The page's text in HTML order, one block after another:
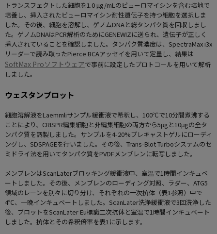
トランスフェクトした細胞を1.0 µg/mLのピューロマイシンを含む培地で
培養し、挿入されたピューロマイシン耐性遺伝子を持つ細胞を選択しま
した。その後、細胞を溶解し、ゲノムDNAと総タンパク質を回収しまし
た。ゲノムDNAはPCR解析のためにGENEWIZに送られ、遺伝子が正しく
挿入されていることを確認しました。タンパク質濃度は、SpectraMax i3x
リーダーで読み取ったPierce BCAアッセイを用いて定量し、結果は
SoftMax Proソフトウェアで事前に設定したプロトコールを用いて解析
しました。
ウェスタンブロット
細胞溶解液をLaemmliサンプル緩衝液で希釈し、100℃で10分間煮沸する
ことにより、CRISPR編集細胞と非編集細胞の両方から5μgと10μgの全タ
ンパク質を調製しました。サンプルを4-20%プレキャストゲルにローディ
ングし、SDSPAGEを行いました。その後、Trans-Blot Turboシステムのセ
ミドライ法を用いてタンパク質をPVDFメンブレンに転写しました。
メンブレンはScanLaterブロッキング緩衝液中、室温で1時間インキュベ
ートしました。その後、メンブレンのローディング対照、ラダー、ATG5
領域のレーンを別々に切り分け、それぞれの一次抗体（表1参照）中で
4℃、一晩インキュベートしました。ScanLater洗浄緩衝液で3回洗浄した
後、ブロットをScanLater Eu標識二次抗体と室温で1時間インキュベート
しました。抗体とその希釈倍率を表1に示します。